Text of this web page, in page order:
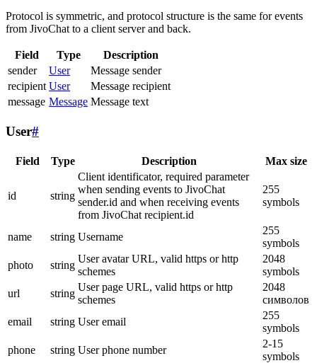
Protocol is symmetric, and protocol structure is the same for events
from JivoChat to a client server and back.
Field Type
Description
sender
User
Message sender
recipient User
Message recipient
message Message Message text
User#
Field Type Description Max size
id string
Client identificator, required parameter
when sending events to JivoChat
sender.id and when receiving events
from JivoChat recipient.id
255
symbols
name string Username
255
symbols
photo
string
User avatar URL, valid https or http
schemes
2048
symbols
url
string
User page URL, valid https or http
schemes
2048
символов
email
string User email
255
symbols
phone
string User phone number
2-15
symbols